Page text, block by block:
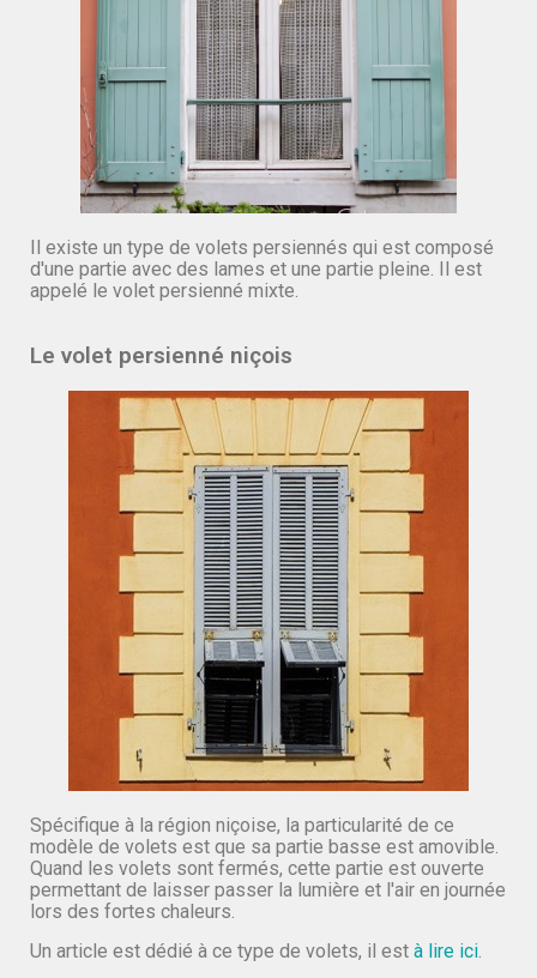
Il existe un type de volets persiennés qui est composé
d'une partie avec des lames et une partie pleine. Il est
appelé le volet persienné mixte.
Le volet persienné niçois
Spécifique à la région niçoise, la particularité de ce
modèle de volets est que sa partie basse est amovible.
Quand les volets sont fermés, cette partie est ouverte
permettant de laisser passer la lumière et l'air en journée
lors des fortes chaleurs.
Un article est dédié à ce type de volets, il est à lire ici.